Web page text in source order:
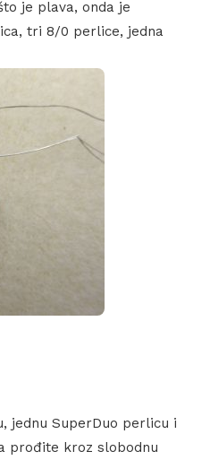
je plava, onda je
tri 8/0 perlice, jedna
jednu SuperDuo perlicu i
prođite kroz slobodnu